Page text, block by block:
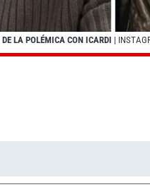
LA POLÉMICA CON ICARDI |